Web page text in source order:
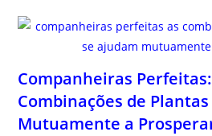
Companheiras
Combinações de
Mutuamente a